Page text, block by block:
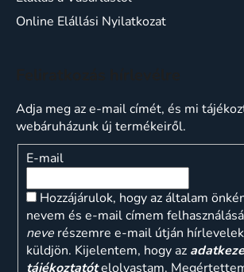
Online Elállási Nyilatkozat
Adja meg az e-mail címét, és mi
webáruházunk új termékeiről.
E-mail
Hozzájárulok, hogy az általam
nevem és e-mail címem
neve részemre e-mail útján
küldjön. Kijelentem, hogy az
tájékoztatótelolvastam.